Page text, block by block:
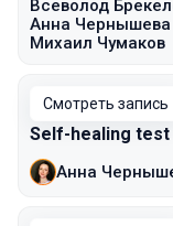
Всеволод
Анна Чернышева
Михаил Чумаков
Смотреть запись
Self-healing test
Анна